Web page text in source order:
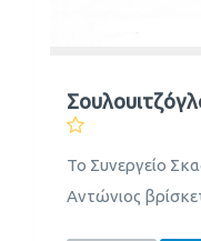
Το Συνεργείο
Αντώνιος